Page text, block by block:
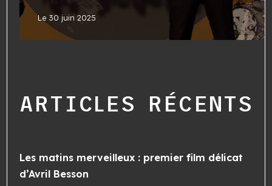
Le30 juin 2025
ARTICLES RÉCENTS
Les matins merveilleux : premier film délicat
d’Avril Besson